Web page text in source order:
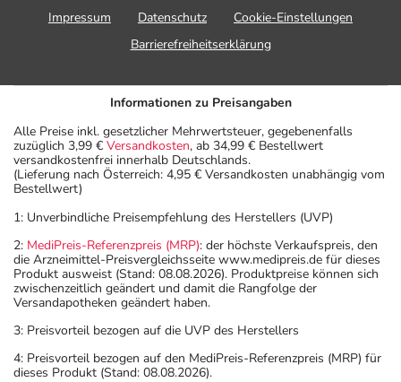
Impressum
Datenschutz
Cookie-Einstellungen
Barrierefreiheitserklärung
Informationen zu Preisangaben
Alle Preise inkl. gesetzlicher Mehrwertsteuer, gegebenenfalls
zuzüglich 3,99 € Versandkosten, ab 34,99 € Bestellwert
versandkostenfrei innerhalb Deutschlands.
(Lieferung nach Österreich: 4,95 € Versandkosten unabhängig vom
Bestellwert)
1: Unverbindliche Preisempfehlung des Herstellers (UVP)
2: MediPreis-Referenzpreis (MRP): der höchste Verkaufspreis, den
die Arzneimittel-Preisvergleichsseite www.medipreis.de für dieses
Produkt ausweist (Stand: 08.08.2026). Produktpreise können sich
zwischenzeitlich geändert und damit die Rangfolge der
Versandapotheken geändert haben.
3: Preisvorteil bezogen auf die UVP des Herstellers
4: Preisvorteil bezogen auf den MediPreis-Referenzpreis (MRP) für
dieses Produkt (Stand: 08.08.2026).